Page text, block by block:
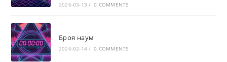
2026-03-13 / 0 COMMENTS
Броя наум
2026-02-14 / 0 COMMENTS